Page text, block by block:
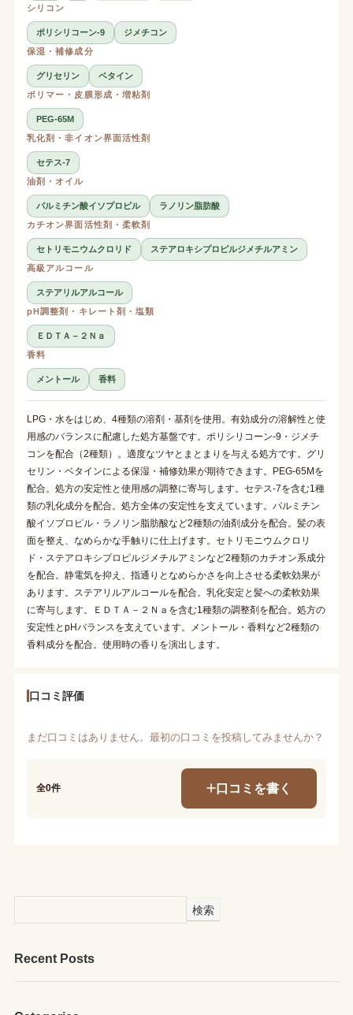
シリコン
ポリシリコーン-9
ジメチコン
保湿・補修成分
グリセリン
ベタイン
ポリマー・皮膜形成・増粘剤
PEG-65M
乳化剤・非イオン界面活性剤
セテス-7
油剤・オイル
パルミチン酸イソプロピル
ラノリン脂肪酸
カチオン界面活性剤・柔軟剤
セトリモニウムクロリド
ステアロキシプロピルジメチルアミン
高級アルコール
ステアリルアルコール
pH調整剤・キレート剤・塩類
ＥＤＴＡ－２Ｎａ
香料
メントール 香料
LPG・水をはじめ、4種類の溶剤・基剤を使用。有効成分の溶解性と使
用感のバランスに配慮した処方基盤です。ポリシリコーン-9・ジメチ
コンを配合（2種類）。適度なツヤとまとまりを与える処方です。グリ
セリン・ベタインによる保湿・補修効果が期待できます。PEG-65Mを
配合。処方の安定性と使用感の調整に寄与します。セテス-7を含む1種
類の乳化成分を配合。処方全体の安定性を支えています。パルミチン
酸イソプロピル・ラノリン脂肪酸など2種類の油剤成分を配合。髪の表
面を整え、なめらかな手触りに仕上げます。セトリモニウムクロリ
ド・ステアロキシプロピルジメチルアミンなど2種類のカチオン系成分
を配合。静電気を抑え、指通りとなめらかさを向上させる柔軟効果が
あります。ステアリルアルコールを配合。乳化安定と髪への柔軟効果
に寄与します。ＥＤＴＡ－２Ｎａを含む1種類の調整剤を配合。処方の
安定性とpHバランスを支えています。メントール・香料など2種類の
香料成分を配合。使用時の香りを演出します。
口コミ評価
まだ口コミはありません。最初の口コミを投稿してみませんか？
全0件 口コミを書く
検索
Recent Posts